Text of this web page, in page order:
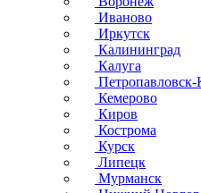
Иваново
Иркутск
Калининград
Калуга
Кемерово
Киров
Кострома
Курск
Липецк
Мурманск